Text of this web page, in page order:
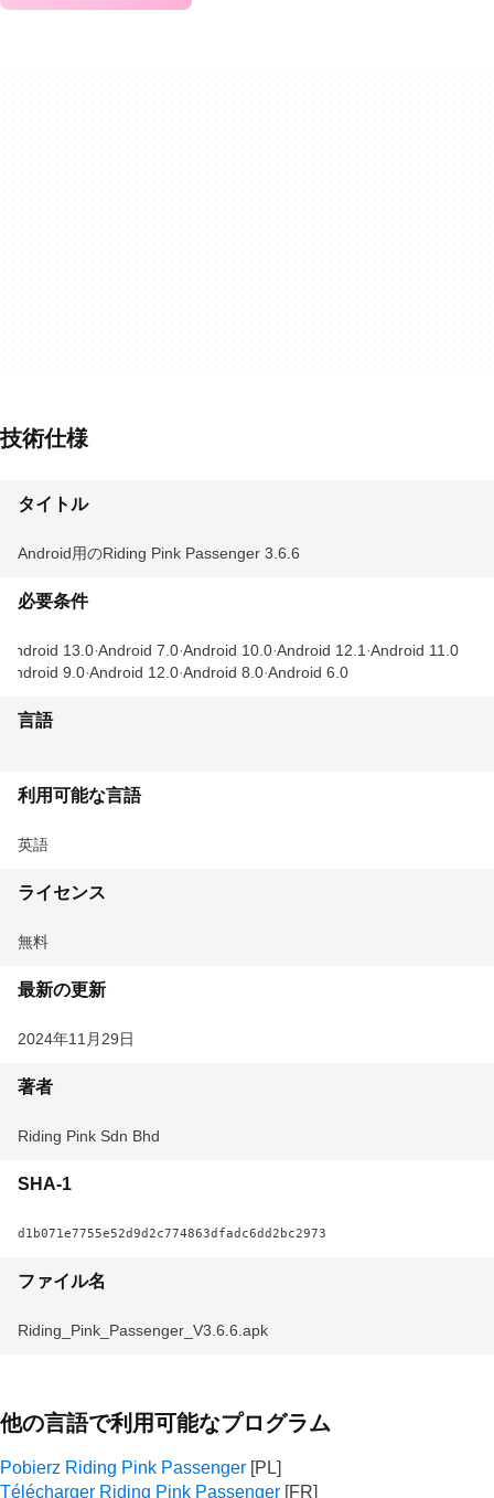
技術仕様
タイトル
Android用のRiding Pink Passenger 3.6.6
必要条件
Android 13.0 Android 7.0 Android 10.0 Android 12.1 Android 11.0
Android 9.0 Android 12.0 Android 8.0 Android 6.0
言語
利用可能な言語
英語
ライセンス
無料
最新の更新
2024年11月29日
著者
Riding Pink Sdn Bhd
SHA-1
d1b071e7755e52d9d2c774863dfadc6dd2bc2973
ファイル名
Riding_Pink_Passenger_V3.6.6.apk
他の言語で利用可能なプログラム
Pobierz Riding Pink Passenger
Télécharger Riding Pink Passenger